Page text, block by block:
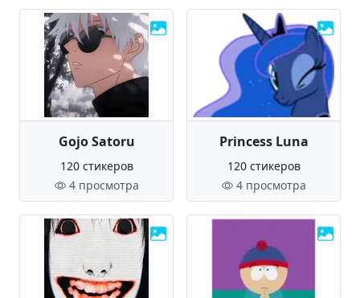
Gojo Satoru
120 стикеров
4 просмотра
Princess Luna
120 стикеров
4 просмотра